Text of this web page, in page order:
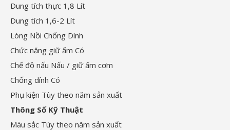
Dung tích thực 1,8 Lít
Dung tích 1,6-2 Lít
Lòng Nồi Chống Dính
Chức năng giữ ấm Có
Chế độ nấu Nấu / giữ ấm cơm
Chống dính Có
Phụ kiện Tùy theo năm sản xuất
Thông Số Kỹ Thuật
Màu sắc Tùy theo năm sản xuất